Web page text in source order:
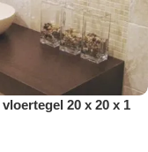
20 x 20 x 1